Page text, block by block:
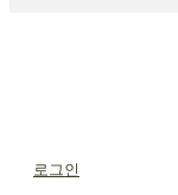
로그인